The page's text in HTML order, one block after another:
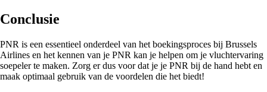
Conclusie
PNR is een essentieel onderdeel van het boekingsproces bij Brussels
Airlines en het kennen van je PNR kan je helpen om je vluchtervaring
soepeler te maken. Zorg er dus voor dat je je PNR bij de hand hebt en
maak optimaal gebruik van de voordelen die het biedt!